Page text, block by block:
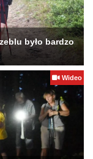
było bardzo
Wideo